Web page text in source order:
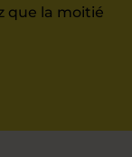
que la moitié